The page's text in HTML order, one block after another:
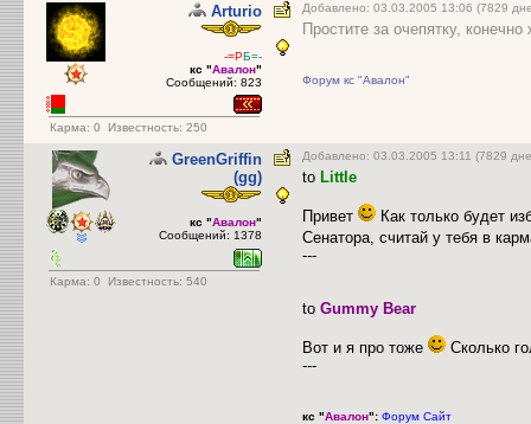
Arturio
-=РБ=-
кс "Авалон"
Сообщений: 823
Карма: 0 Известность: 250
Добавлено: 03.03.2005 13:06 (7829
Простите за очепятку,
Форум кс "Авалон"
GreenGriffin
(gg)
кс "Авалон"
Сообщений: 1378
Карма: 0 Известность: 540
Добавлено: 03.03.2005 13:11 (7829
to Little
Привет
Как только будет
Сенатора, считай у тебя в
---
to Gummy Bear
Вот и я про тоже
Сколько
---
кс "Авалон": Форум Сайт